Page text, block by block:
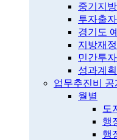
중기지
투자출
경기도
지방재
민간투
성과계
업무추진비 공
월별
도
행
행